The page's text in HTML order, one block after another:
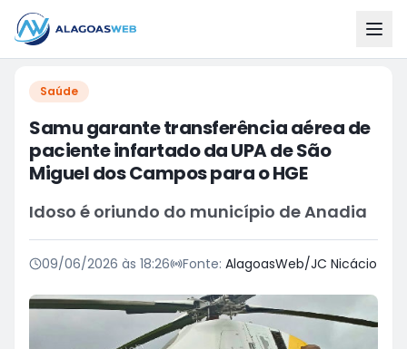
Saúde
Samu garante transferência aérea de
paciente infartado da UPA de São
Miguel dos Campos para o HGE
Idoso é oriundo do município de Anadia
09/06/2026 às 18:26 Fonte: AlagoasWeb/JC Nicácio